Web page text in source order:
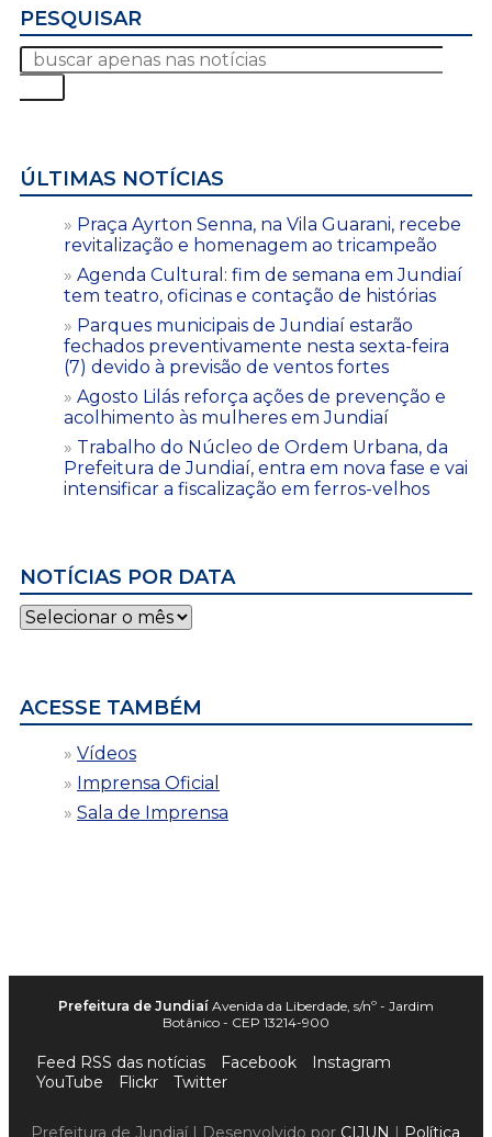
PESQUISAR
ÚLTIMAS NOTÍCIAS
Praça Ayrton Senna, na Vila Guarani, recebe
revitalização e homenagem ao tricampeão
Agenda Cultural: fim de semana em Jundiaí
tem teatro, oficinas e contação de histórias
Parques municipais de Jundiaí estarão
fechados preventivamente nesta sexta-feira
(7) devido à previsão de ventos fortes
Agosto Lilás reforça ações de prevenção e
acolhimento às mulheres em Jundiaí
Trabalho do Núcleo de Ordem Urbana, da
Prefeitura de Jundiaí, entra em nova fase e vai
intensificar a fiscalização em ferros-velhos
NOTÍCIAS POR DATA
Notícias
por
ACESSE TAMBÉM
Vídeos
Imprensa Oficial
Sala de Imprensa
Prefeitura de Jundiaí Avenida da Liberdade, s/nº - Jardim
Botânico - CEP 13214-900
Feed RSS das notícias Facebook
Instagram
YouTube
Flickr Twitter
Prefeitura de Jundiaí | Desenvolvido por CIJUN | Política